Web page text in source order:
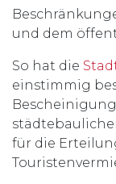
und dem
So hat die
einstimmig
für die